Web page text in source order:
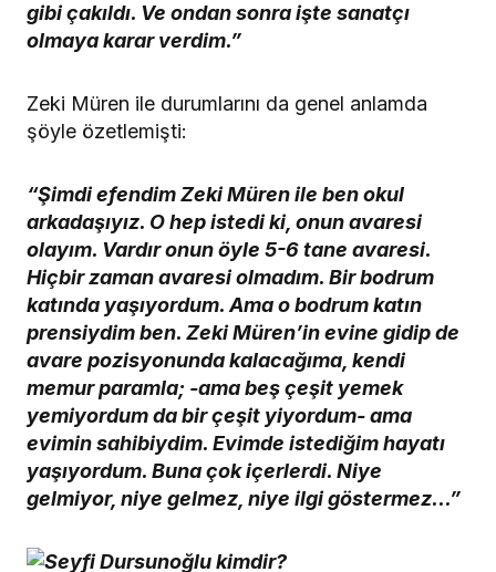
gibi çakıldı. Ve ondan sonra işte sanatçı
olmaya karar verdim.”
Zeki Müren ile durumlarını da genel anlamda
şöyle özetlemişti:
“Şimdi efendim Zeki Müren ile ben okul
arkadaşıyız. O hep istedi ki, onun avaresi
olayım. Vardır onun öyle 5-6 tane avaresi.
Hiçbir zaman avaresi olmadım. Bir bodrum
katında yaşıyordum. Ama o bodrum katın
prensiydim ben. Zeki Müren’in evine gidip de
avare pozisyonunda kalacağıma, kendi
memur paramla; -ama beş çeşit yemek
yemiyordum da bir çeşit yiyordum- ama
evimin sahibiydim. Evimde istediğim hayatı
yaşıyordum. Buna çok içerlerdi. Niye
gelmiyor, niye gelmez, niye ilgi göstermez…”